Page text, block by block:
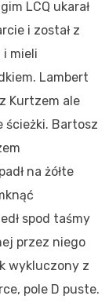
LCQ ukarał
i został z
i mieli
Lambert
Kurtzem ale
ścieżki. Bartosz
na żółte
spod taśmy
przez niego
wykluczony z
pole D puste.